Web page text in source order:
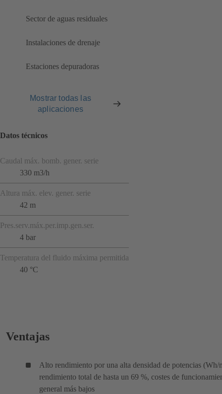
Sector de aguas residuales
Instalaciones de drenaje
Estaciones depuradoras
Mostrar todas las
aplicaciones
Datos técnicos
Caudal máx. bomb. gener. serie
330 m3/h
Altura máx. elev. gener. serie
42 m
Pres.serv.máx.per.imp.gen.ser.
4 bar
Temperatura del fluido máxima permitida
40 °C
Ventajas
Alto rendimiento por una alta densidad de potencias (Wh/
rendimiento total de hasta un 69 %, costes de
general más bajos